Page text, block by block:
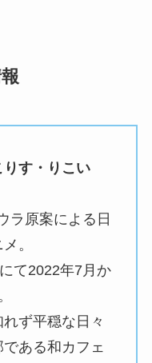
りす・りこい
ラ原案による日
。
て2022年7月か
ず平穏な日々
ある和カフェ